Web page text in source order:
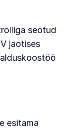
seotud
jaotises
esitama